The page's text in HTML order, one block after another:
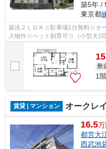
築5年 /
東京都
築浅２ＬＤＫ☆駐車場1台無料☆オ
入物件☆ペット飼育可☆（小型犬1
敷
1
賃貸 | マンション オークレ
16.5万
都営大
西武池